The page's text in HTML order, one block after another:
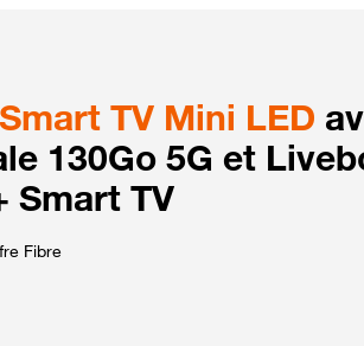
Smart TV Mini LED
130Go 5G et
Smart TV
Fibre